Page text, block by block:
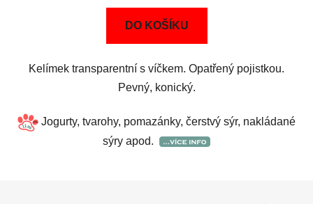
DO KOŠÍKU
Kelímek transparentní s víčkem. Opatřený pojistkou.
Pevný, konický.
Jogurty, tvarohy, pomazánky, čerstvý sýr, nakládané
sýry apod.